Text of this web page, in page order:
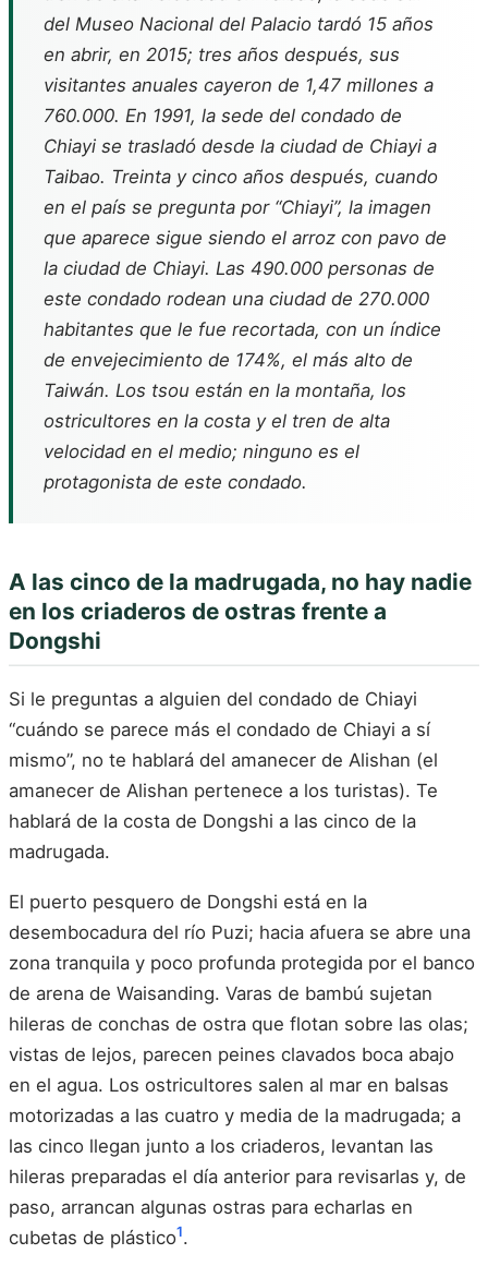
del Museo Nacional del Palacio tardó 15 años
en abrir, en 2015; tres años después, sus
visitantes anuales cayeron de 1,47 millones a
760.000. En 1991, la sede del condado de
Chiayi se trasladó desde la ciudad de Chiayi a
Taibao. Treinta y cinco años después, cuando
en el país se pregunta por “Chiayi”, la imagen
que aparece sigue siendo el arroz con pavo de
la ciudad de Chiayi. Las 490.000 personas de
este condado rodean una ciudad de 270.000
habitantes que le fue recortada, con un índice
de envejecimiento de 174%, el más alto de
Taiwán. Los tsou están en la montaña, los
ostricultores en la costa y el tren de alta
velocidad en el medio; ninguno es el
protagonista de este condado.
A las cinco de la madrugada, no hay nadie
en los criaderos de ostras frente a
Dongshi
Si le preguntas a alguien del condado de Chiayi
“cuándo se parece más el condado de Chiayi a sí
mismo”, no te hablará del amanecer de Alishan (el
amanecer de Alishan pertenece a los turistas). Te
hablará de la costa de Dongshi a las cinco de la
madrugada.
El puerto pesquero de Dongshi está en la
desembocadura del río Puzi; hacia afuera se abre una
zona tranquila y poco profunda protegida por el banco
de arena de Waisanding. Varas de bambú sujetan
hileras de conchas de ostra que flotan sobre las olas;
vistas de lejos, parecen peines clavados boca abajo
en el agua. Los ostricultores salen al mar en balsas
motorizadas a las cuatro y media de la madrugada; a
las cinco llegan junto a los criaderos, levantan las
hileras preparadas el día anterior para revisarlas y, de
paso, arrancan algunas ostras para echarlas en
cubetas de plástico1.